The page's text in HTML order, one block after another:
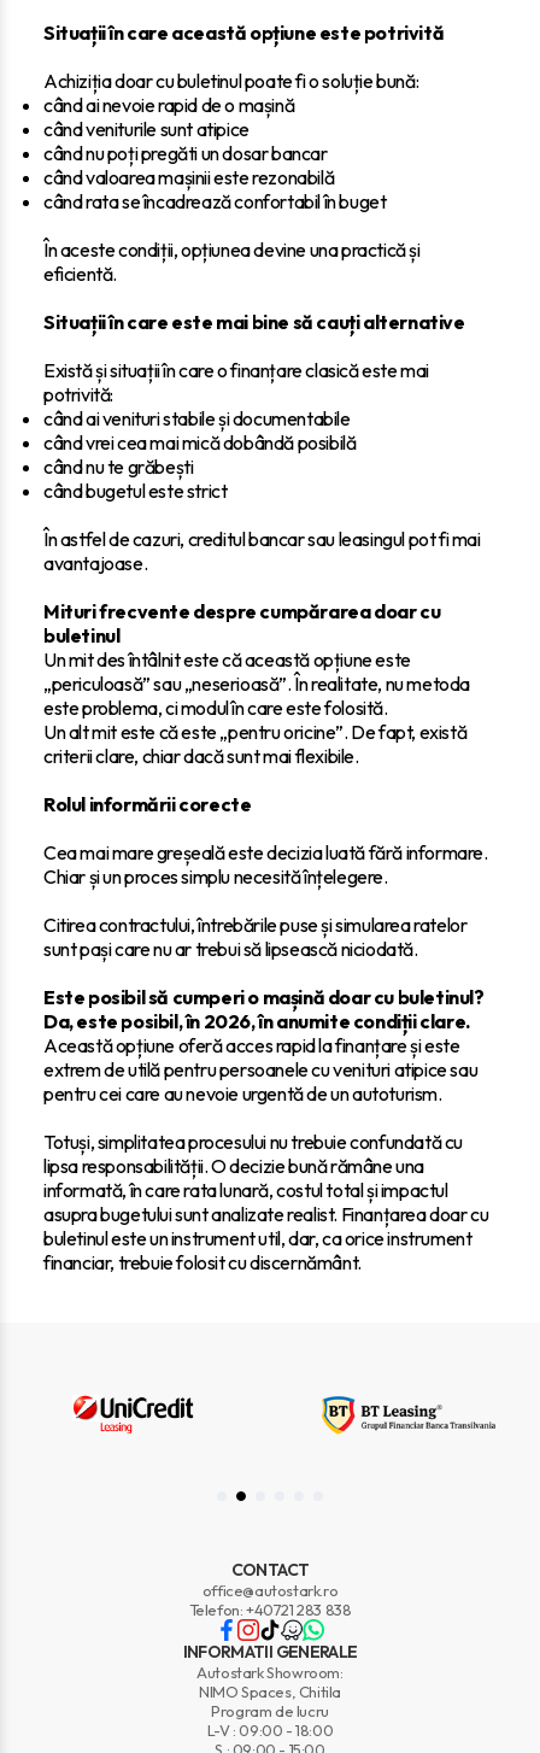
Situații în care această opțiune este potrivită
Achiziția doar cu buletinul poate fi o soluție bună:
când ai nevoie rapid de o mașină
când veniturile sunt atipice
când nu poți pregăti un dosar bancar
când valoarea mașinii este rezonabilă
când rata se încadrează confortabil în buget
În aceste condiții, opțiunea devine una practică și
eficientă.
Situații în care este mai bine să cauți alternative
Există și situații în care o finanțare clasică este mai
potrivită:
când ai venituri stabile și documentabile
când vrei cea mai mică dobândă posibilă
când nu te grăbești
când bugetul este strict
În astfel de cazuri, creditul bancar sau leasingul pot fi mai
avantajoase.
Mituri frecvente despre cumpărarea doar cu
buletinul
Un mit des întâlnit este că această opțiune este
„periculoasă” sau „neserioasă”. În realitate, nu metoda
este problema, ci modul în care este folosită.
Un alt mit este că este „pentru oricine”. De fapt, există
criterii clare, chiar dacă sunt mai flexibile.
Rolul informării corecte
Cea mai mare greșeală este decizia luată fără informare.
Chiar și un proces simplu necesită înțelegere.
Citirea contractului, întrebările puse și simularea ratelor
sunt pași care nu ar trebui să lipsească niciodată.
Este posibil să cumperi o mașină doar cu buletinul?
Da, este posibil, în 2026, în anumite condiții clare.
Această opțiune oferă acces rapid la finanțare și este
extrem de utilă pentru persoanele cu venituri atipice sau
pentru cei care au nevoie urgentă de un autoturism.
Totuși, simplitatea procesului nu trebuie confundată cu
lipsa responsabilității. O decizie bună rămâne una
informată, în care rata lunară, costul total și impactul
asupra bugetului sunt analizate realist. Finanțarea doar cu
buletinul este un instrument util, dar, ca orice instrument
financiar, trebuie folosit cu discernământ.
CONTACT
office@autostark.ro
Telefon: +40721 283 838
INFORMATII GENERALE
Autostark Showroom:
NIMO Spaces, Chitila
Program de lucru
L-V : 09:00 - 18:00